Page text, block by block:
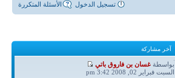
الأسئلة المتكررة تسجيل الدخول
آخر مشاركة
آخر
مشاركة
بواسطةغسان بن فاروق باتي
السبت فبراير 02, 2008 3:42 pm